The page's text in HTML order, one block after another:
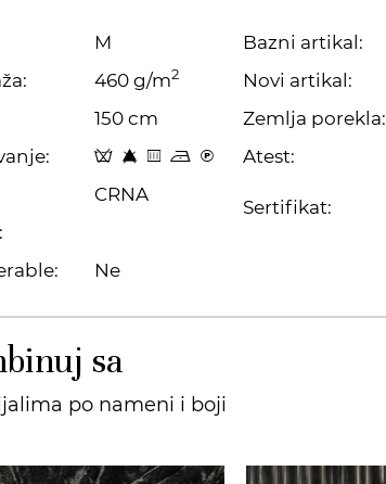
M
460 g/m2
150 cm
x 8 b o C
CRNA
Ne
Bazni artikal:
Novi artikal:
Zemlja porekla:
Atest:
Sertifikat:
sa
po nameni i boji